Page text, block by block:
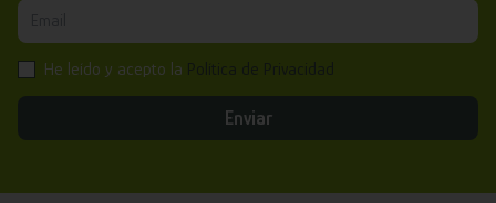
He leído y acepto la
Enviar